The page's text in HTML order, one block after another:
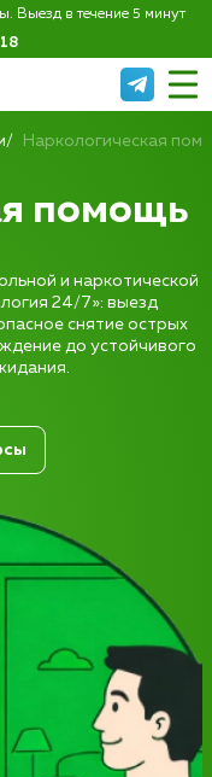
Выезд в течение 5 минут
Наркологическая
помощь
и наркотической
24/7»: выезд
снятие острых
до устойчивого